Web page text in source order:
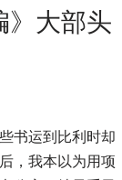
》大部头
书运到比利时却
，我本以为用项